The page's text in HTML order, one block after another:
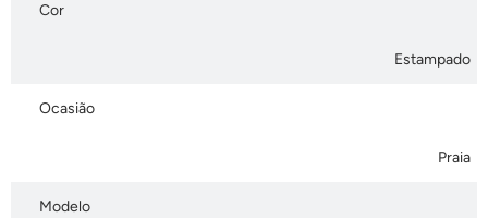
Cor
Estampado
Ocasião
Praia
Modelo